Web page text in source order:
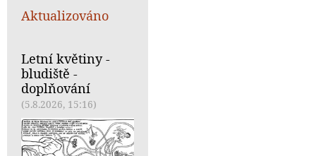
Aktualizováno
Letní květiny -
bludiště -
doplňování
(5.8.2026, 15:16)